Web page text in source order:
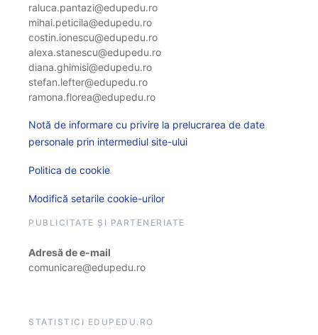
raluca.pantazi@edupedu.ro
mihai.peticila@edupedu.ro
costin.ionescu@edupedu.ro
alexa.stanescu@edupedu.ro
diana.ghimisi@edupedu.ro
stefan.lefter@edupedu.ro
ramona.florea@edupedu.ro
Notă de informare cu privire la prelucrarea de date
personale prin intermediul site-ului
Politica de cookie
Modifică setarile cookie-urilor
PUBLICITATE ȘI PARTENERIATE
Adresă de e-mail
comunicare@edupedu.ro
STATISTICI EDUPEDU.RO